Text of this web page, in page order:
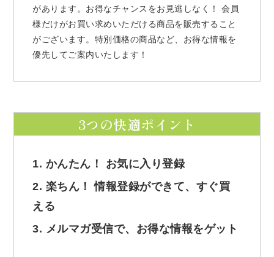
があります。お得なチャンスをお見逃しなく！ 会員
様だけがお買い求めいただける商品を販売すること
がございます。特別価格の商品など、お得な情報を
優先してご案内いたします！
3つの快適ポイント
1. かんたん！ お気に入り登録
2. 楽ちん！ 情報登録ができて、すぐ買
える
3. メルマガ受信で、お得な情報をゲット